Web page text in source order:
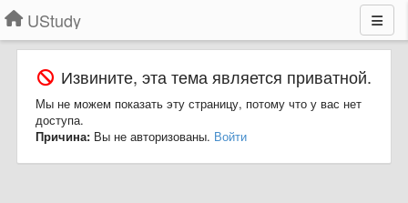
UStudy
Извините, эта тема является приватной.
Мы не можем показать эту страницу, потому что у вас нет
доступа.
Причина: Вы не авторизованы. Войти